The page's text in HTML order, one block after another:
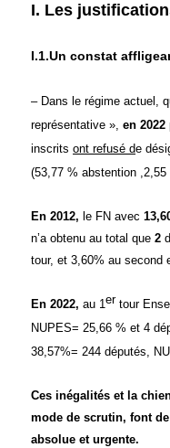
I. Les
I.1.Un constat
– Dans le régime actuel,
représentative »,en 2022
inscritsont refusé de
(53,77 % abstention
En 2012, le FN avec
n’a obtenu au total que2
tour, et 3,60% au second
En 2022,au 1er tour
NUPES= 25,66 % et 4
38,57%= 244 députés,
Ces inégalités et la
mode de scrutin, font
absolue et urgente.